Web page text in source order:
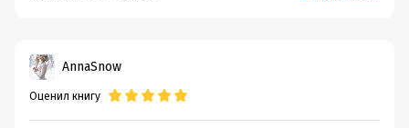
Весьма непростые люди, населяющие его. Стоит
упомнить академиков (уже умерших), космонавта
(вполне ещё молодого), Аллу Мухину (одну из
AnnaSnow
Оценил книгу